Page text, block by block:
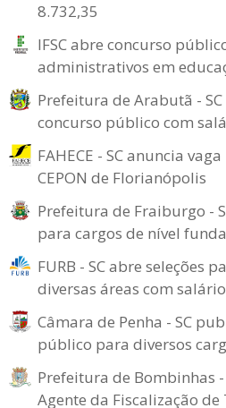
8.732,35
IFSC abre concurso
administrativos em
Prefeitura de Arabutã -
concurso público com
FAHECE - SC anuncia
CEPON de Florianópolis
Prefeitura de Fraiburgo -
para cargos de nível
FURB - SC abre seleções
diversas áreas com
Câmara de Penha - SC
público para diversos
Prefeitura de Bombinhas -
Agente da Fiscalização